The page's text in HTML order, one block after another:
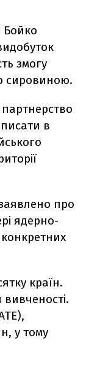
Бойко
змогу
сировиною.
в
про
ядерно-
країн.
у тому